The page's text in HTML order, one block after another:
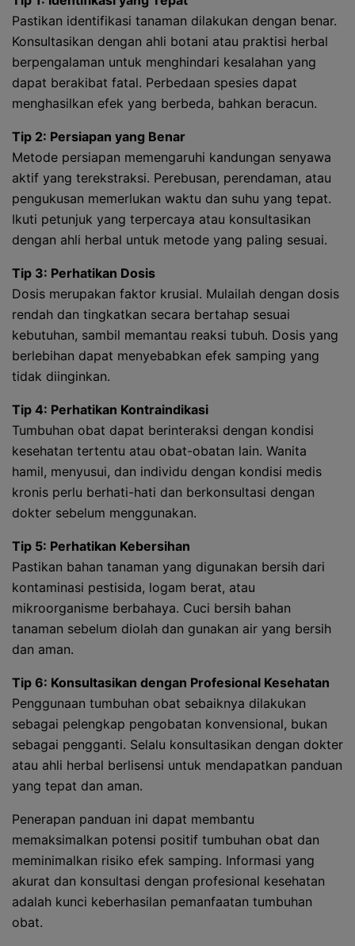
Pastikan identifikasi tanaman dilakukan dengan benar.
Konsultasikan dengan ahli botani atau praktisi herbal
berpengalaman untuk menghindari kesalahan yang
dapat berakibat fatal. Perbedaan spesies dapat
menghasilkan efek yang berbeda, bahkan beracun.
Tip 2: Persiapan yang Benar
Metode persiapan memengaruhi kandungan senyawa
aktif yang terekstraksi. Perebusan, perendaman, atau
pengukusan memerlukan waktu dan suhu yang tepat.
Ikuti petunjuk yang terpercaya atau konsultasikan
dengan ahli herbal untuk metode yang paling sesuai.
Tip 3: Perhatikan Dosis
Dosis merupakan faktor krusial. Mulailah dengan dosis
rendah dan tingkatkan secara bertahap sesuai
kebutuhan, sambil memantau reaksi tubuh. Dosis yang
berlebihan dapat menyebabkan efek samping yang
tidak diinginkan.
Tip 4: Perhatikan Kontraindikasi
Tumbuhan obat dapat berinteraksi dengan kondisi
kesehatan tertentu atau obat-obatan lain. Wanita
hamil, menyusui, dan individu dengan kondisi medis
kronis perlu berhati-hati dan berkonsultasi dengan
dokter sebelum menggunakan.
Tip 5: Perhatikan Kebersihan
Pastikan bahan tanaman yang digunakan bersih dari
kontaminasi pestisida, logam berat, atau
mikroorganisme berbahaya. Cuci bersih bahan
tanaman sebelum diolah dan gunakan air yang bersih
dan aman.
Tip 6: Konsultasikan dengan Profesional Kesehatan
Penggunaan tumbuhan obat sebaiknya dilakukan
sebagai pelengkap pengobatan konvensional, bukan
sebagai pengganti. Selalu konsultasikan dengan dokter
atau ahli herbal berlisensi untuk mendapatkan panduan
yang tepat dan aman.
Penerapan panduan ini dapat membantu
memaksimalkan potensi positif tumbuhan obat dan
meminimalkan risiko efek samping. Informasi yang
akurat dan konsultasi dengan profesional kesehatan
adalah kunci keberhasilan pemanfaatan tumbuhan
obat.